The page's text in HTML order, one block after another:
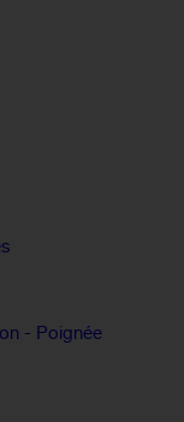
- Poignée